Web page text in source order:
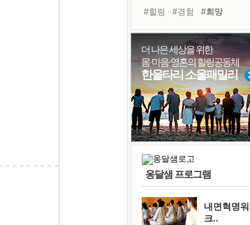
꿈이 실제가 되는 것
'말 타는 법'을 먼저
졸업식 사진을 보며
극심한 변비, 어깨결림, 수면 장애
아픈 아버지를 위한 공간 설계
슬럼프
보고 싶은 어머니
못된 꼰대들
#힐링
#경험
#희망
#극복
#독서캠프
#계획
#선택
#도움
#친구
#바이러스
#링컨학교
#다짐
#독서
#나눔
#위기
#사람
더 나은 세상을 위한
몸·마음·영혼의 힐링공동체
한울타리 소울패밀리
옹달샘 프로그램
내면혁명워
크..